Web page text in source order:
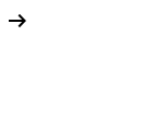
arrow_right_alt